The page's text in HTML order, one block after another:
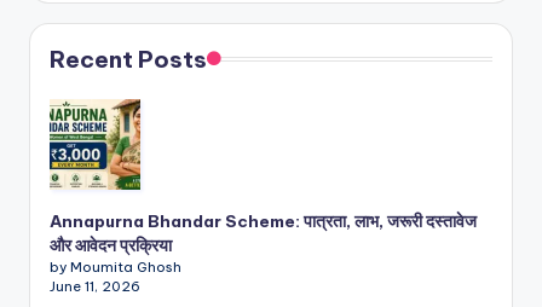
Recent Posts
Annapurna Bhandar Scheme: पात्रता, लाभ, जरूरी दस्तावेज
और आवेदन प्रक्रिया
by Moumita Ghosh
June 11, 2026